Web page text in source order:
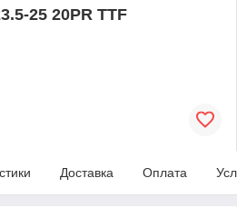
25 20PR TTF
Доставка Оплата